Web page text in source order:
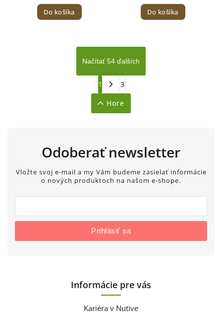
Do košíka Do košíka
Načítať 54 ďalších
1
3
Hore
Odoberať newsletter
Vložte svoj e-mail a my Vám budeme zasielať informácie
o nových produktoch na našom e-shope.
Prihlásiť sa
Informácie pre vás
Kariéra v Nutive